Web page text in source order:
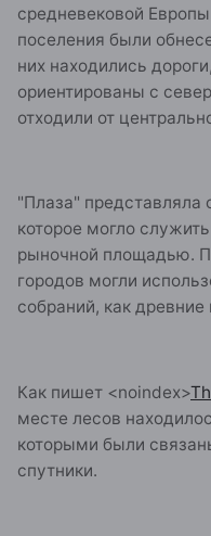
средневековой
поселения были
них находились
ориентированы с
отходили от
"Плаза" представляла
которое могло
рыночной площадью.
городов могли
собраний, как древние
Как пишет <noindex>
месте лесов
которыми были
спутники.